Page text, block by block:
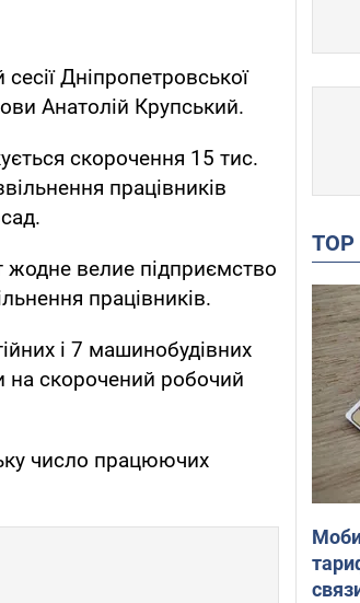
Дніпропетровської
Анатолій Крупський.
скорочення 15 тис.
працівників
велие підприємство
працівників.
і 7 машинобудівних
на скорочений робочий
число працюючих